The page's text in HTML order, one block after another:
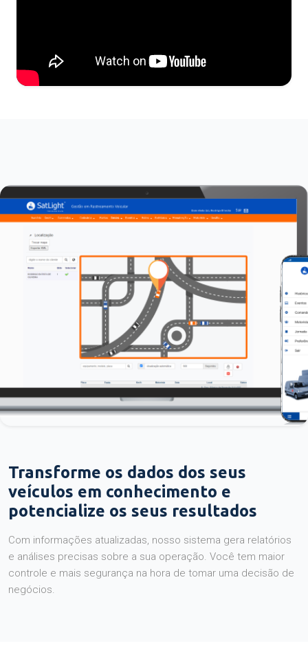
Transforme os dados dos seus
veículos em conhecimento e
potencialize os seus resultados
Com informações atualizadas, nosso sistema gera relatórios
e análises precisas sobre a sua operação. Você tem maior
controle e mais segurança na hora de tomar uma decisão de
negócios.